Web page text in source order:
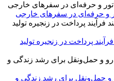
و حرفه‌ای در سفرهای خارجی
پرداخت در زنجیره تولید
و حمل‌ونقل برای رشد زندگی و